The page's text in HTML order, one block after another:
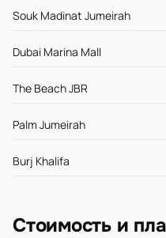
Souk Madinat Jumeirah
Dubai Marina Mall
The Beach JBR
Palm Jumeirah
Burj Khalifa
Стоимость и